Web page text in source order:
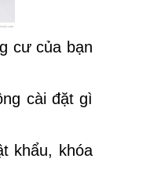
cư của bạn
cài đặt gì
khẩu, khóa